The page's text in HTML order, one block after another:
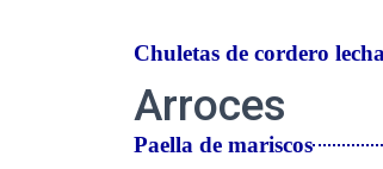
Chuletas de cordero
Arroces
Paella de mariscos